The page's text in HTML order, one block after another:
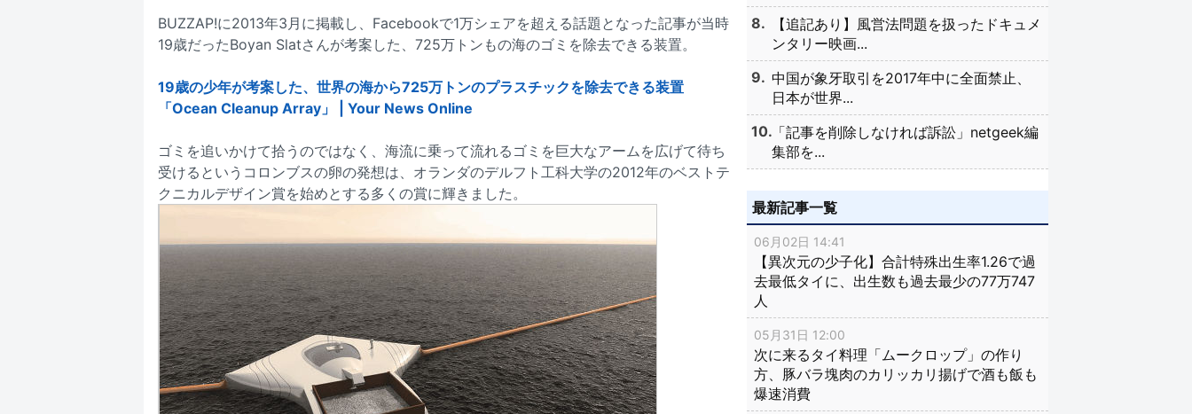
BUZZAP!に2013年3月に掲載し、Facebookで1万シェアを超える話題となった記事が当時
19歳だったBoyan Slatさんが考案した、725万トンもの海のゴミを除去できる装置。
19歳の少年が考案した、世界の海から725万トンのプラスチックを除去できる装置
「Ocean Cleanup Array」 | Your News Online
ゴミを追いかけて拾うのではなく、海流に乗って流れるゴミを巨大なアームを広げて待ち
受けるというコロンブスの卵の発想は、オランダのデルフト工科大学の2012年のベストテ
クニカルデザイン賞を始めとする多くの賞に輝きました。
【追記あり】風営法問題を扱ったドキュメ
ンタリー映画...
中国が象牙取引を2017年中に全面禁止、
日本が世界...
「記事を削除しなければ訴訟」netgeek編
集部を...
最新記事一覧
06月02日 14:41
【異次元の少子化】合計特殊出生率1.26で過
去最低タイに、出生数も過去最少の77万747
人
05月31日 12:00
次に来るタイ料理「ムークロップ」の作り
方、豚バラ塊肉のカリッカリ揚げで酒も飯も
爆速消費